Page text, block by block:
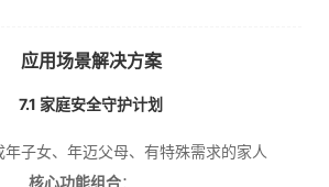
应用场景解决方案
7.1 家庭安全守护计划
年子女、年迈父母、有特殊需求的家人
核心功能组合：